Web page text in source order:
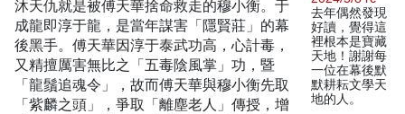
沐天仇就是被傅天華捨命救走的穆小衡。于
成龍即淳于龍，是當年謀害「隱賢莊」的幕
後黑手。傅天華因淳于泰武功高，心計毒，
又精擅厲害無比之「五毒陰風掌」功，暨
「龍鬚追魂令」，故而傅天華與穆小衡先取
「紫麟之頭」，爭取「離塵老人」傳授，增
去年偶然發現
好讀，覺得這
裡根本是寶藏
天地！謝謝每
一位在幕後默
默耕耘文學天
地的人。